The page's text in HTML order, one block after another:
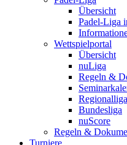
Übersicht
Padel-Liga
Wettspielportal
Übersicht
nuLiga
Regeln &
Bundesliga
nuScore
Regeln &
Turniere